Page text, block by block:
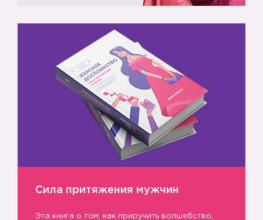
Сила притяжения мужчин
Эта книга о том, как приручить волшебство,